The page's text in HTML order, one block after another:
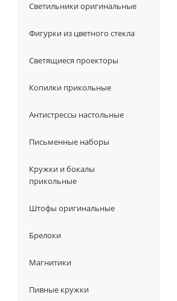
Светильники оригинальные
Фигурки из цветного стекла
Светящиеся проекторы
Копилки прикольные
Антистрессы настольные
Письменные наборы
Кружки и бокалы
прикольные
Штофы оригинальные
Брелоки
Магнитики
Пивные кружки